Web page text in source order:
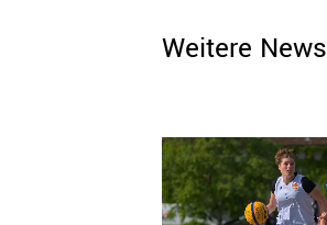
Weitere News